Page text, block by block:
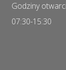
Godziny
07:30-15:30